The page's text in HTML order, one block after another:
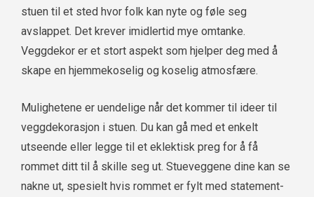
stuen til et sted hvor folk kan nyte og føle seg
avslappet. Det krever imidlertid mye omtanke.
Veggdekor er et stort aspekt som hjelper deg med å
skape en hjemmekoselig og koselig atmosfære.
Mulighetene er uendelige når det kommer til ideer til
veggdekorasjon i stuen. Du kan gå med et enkelt
utseende eller legge til et eklektisk preg for å få
rommet ditt til å skille seg ut. Stueveggene dine kan se
nakne ut, spesielt hvis rommet er fylt med statement-